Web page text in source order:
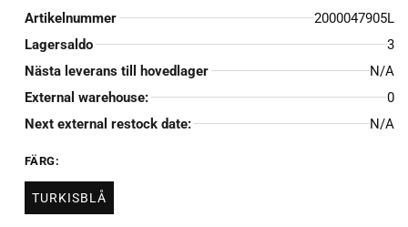
Artikelnummer
2000047905L
Lagersaldo
3
Nästa leverans till hovedlager
N/A
External warehouse:
0
Next external restock date:
N/A
FÄRG:
TURKISBLÅ